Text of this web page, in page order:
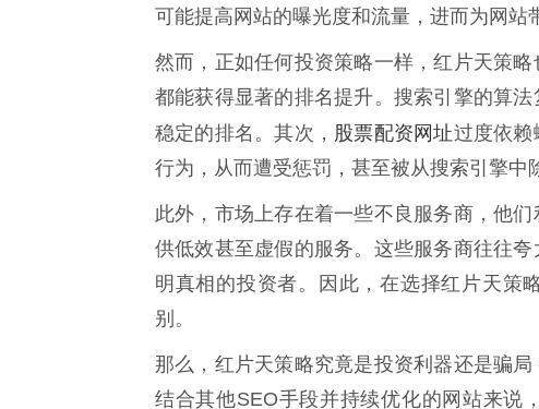
可能提高网站的曝光度和流量，进而为网站
然而，正如任何投资策略一样，红片天策
都能获得显著的排名提升。搜索引擎的算
稳定的排名。其次， 股票配资网址过度依赖
行为，从而遭受惩罚，甚至被从搜索引擎中
此外，市场上存在着一些不良服务商，他
供低效甚至虚假的服务。这些服务商往往
明真相的投资者。因此，在选择红片天策
别。
那么，红片天策略究竟是投资利器还是骗
结合其他SEO手段并持续优化的网站来说